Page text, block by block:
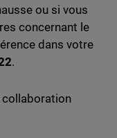
ou si vous
concernant le
dans votre
.
collaboration